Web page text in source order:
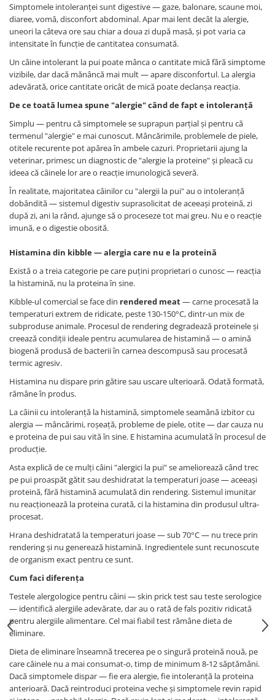
Simptomele intoleranței sunt digestive — gaze, balonare, scaune moi,
diaree, vomă, disconfort abdominal. Apar mai lent decât la alergie,
uneori la câteva ore sau chiar a doua zi după masă, și pot varia ca
intensitate în funcție de cantitatea consumată.
Un câine intolerant la pui poate mânca o cantitate mică fără simptome
vizibile, dar dacă mănâncă mai mult — apare disconfortul. La alergia
adevărată, orice cantitate oricât de mică poate declanșa reacția.
De ce toată lumea spune "alergie" când de fapt e intoleranță
Simplu — pentru că simptomele se suprapun parțial și pentru că
termenul "alergie" e mai cunoscut. Mâncărimile, problemele de piele,
otitele recurente pot apărea în ambele cazuri. Proprietarii ajung la
veterinar, primesc un diagnostic de "alergie la proteine" și pleacă cu
ideea că câinele lor are o reacție imunologică severă.
În realitate, majoritatea câinilor cu "alergii la pui" au o intoleranță
dobândită — sistemul digestiv suprasolicitat de aceeași proteină, zi
după zi, ani la rând, ajunge să o proceseze tot mai greu. Nu e o reacție
imună, e o digestie obosită.
Histamina din kibble — alergia care nu e la proteină
Există o a treia categorie pe care puțini proprietari o cunosc — reacția
la histamină, nu la proteina în sine.
Kibble-ul comercial se face din rendered meat— carne procesată la
temperaturi extrem de ridicate, peste 130-150°C, dintr-un mix de
subproduse animale. Procesul de rendering degradează proteinele și
creează condiții ideale pentru acumularea de histamină — o amină
biogenă produsă de bacterii în carnea descompusă sau procesată
termic agresiv.
Histamina nu dispare prin gătire sau uscare ulterioară. Odată formată,
rămâne în produs.
La câinii cu intoleranță la histamină, simptomele seamănă izbitor cu
alergia — mâncărimi, roșeață, probleme de piele, otite — dar cauza nu
e proteina de pui sau vită în sine. E histamina acumulată în procesul de
producție.
Asta explică de ce mulți câini "alergici la pui" se ameliorează când trec
pe pui proaspăt gătit sau deshidratat la temperaturi joase — aceeași
proteină, fără histamină acumulată din rendering. Sistemul imunitar
nu reacționează la proteina curată, ci la histamina din produsul ultra-
procesat.
Hrana deshidratată la temperaturi joase — sub 70°C — nu trece prin
rendering și nu generează histamină. Ingredientele sunt recunoscute
de organism exact pentru ce sunt.
Cum faci diferența
Testele alergologice pentru câini — skin prick test sau teste serologice
— identifică alergiile adevărate, dar au o rată de fals pozitiv ridicată
pentru alergiile alimentare. Cel mai fiabil test rămâne dieta de
eliminare.
Dieta de eliminare înseamnă trecerea pe o singură proteină nouă, pe
care câinele nu a mai consumat-o, timp de minimum 8-12 săptămâni.
Dacă simptomele dispar — fie era alergie, fie intoleranță la proteina
anterioară. Dacă reintroduci proteina veche și simptomele revin rapid